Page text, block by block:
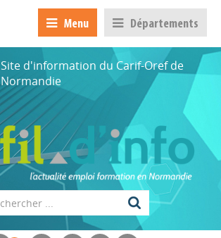
Menu Départements
Site d'information du Carif-Oref de
Normandie